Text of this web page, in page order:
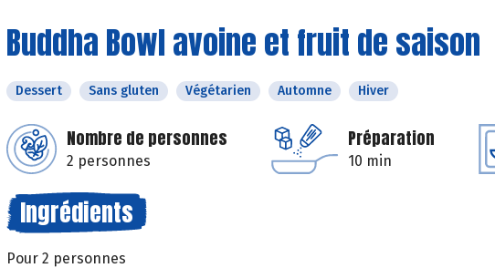
Buddha Bowl avoine et fruit de saison
Dessert Sans gluten Végétarien Automne Hiver
Nombre de personnes
2 personnes
Préparation
10 min
Ingrédients
Pour 2 personnes